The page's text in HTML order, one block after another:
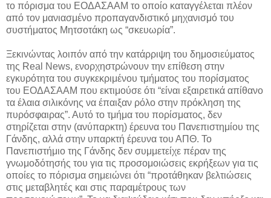
το πόρισμα του ΕΟΔΑΣΑΑΜ το οποίο καταγγέλεται πλέον
από τον μανιασμένο προπαγανδιστικό μηχανισμό του
συστήματος Μητσοτάκη ως “σκευωρία”.
Ξεκινώντας λοιπόν από την κατάρριψη του δημοσιεύματος
της Real News, ενορχηστρώνουν την επίθεση στην
εγκυρότητα του συγκεκριμένου τμήματος του πορίσματος
του ΕΟΔΑΣΑΑΜ που εκτιμούσε ότι “είναι εξαιρετικά απίθανο
τα έλαια σιλικόνης να έπαιξαν ρόλο στην πρόκληση της
πυρόσφαιρας”. Αυτό το τμήμα του πορίσματος, δεν
στηρίζεται στην (ανύπαρκτη) έρευνα του Πανεπιστημίου της
Γάνδης, αλλά στην υπαρκτή έρευνα του ΑΠΘ. Το
Πανεπιστήμιο της Γάνδης δεν συμμετείχε πέραν της
γνωμοδότησής του για τις προσομοιώσεις εκρήξεων για τις
οποίες το πόρισμα σημειώνει ότι “προτάθηκαν βελτιώσεις
στις μεταβλητές και στις παραμέτρους των